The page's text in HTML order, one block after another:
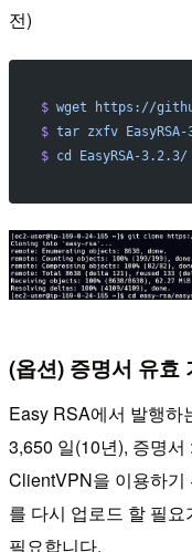
전)
$ wget https://
$ tar zxfv
$ cd EasyRSA-3.2.3/
(옵션) 증명서 유효
Easy RSA에서 발행하
3,650 일(10년), 증명서
ClientVPN을 이용하기
를 다시 업로드 할 필
필요합니다.